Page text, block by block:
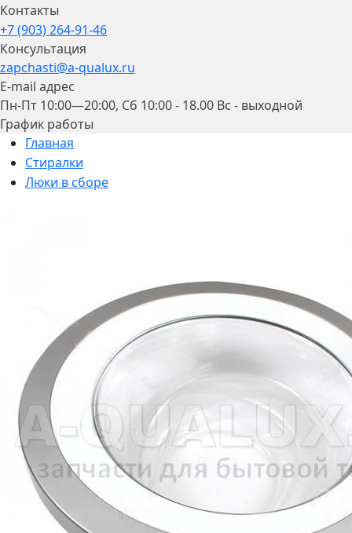
Контакты
+7 (903) 264-91-46
Консультация
zapchasti@a-qualux.ru
E-mail адрес
Пн-Пт 10:00—20:00, Сб 10:00 - 18.00 Вс - выходной
График работы
Главная
Стиралки
Люки в сборе